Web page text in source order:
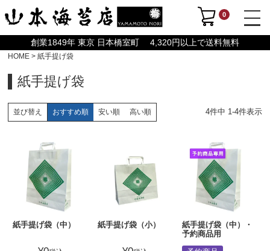
0
創業1849年 東京 日本橋室町 4,320円以上で送料無料
HOME 紙手提げ袋
紙手提げ袋
並び替え おすすめ順 安い順 高い順 4件中 1-4件表示
紙手提げ袋（中） 紙手提げ袋（小）
紙手提げ袋（中）・
予約商品用